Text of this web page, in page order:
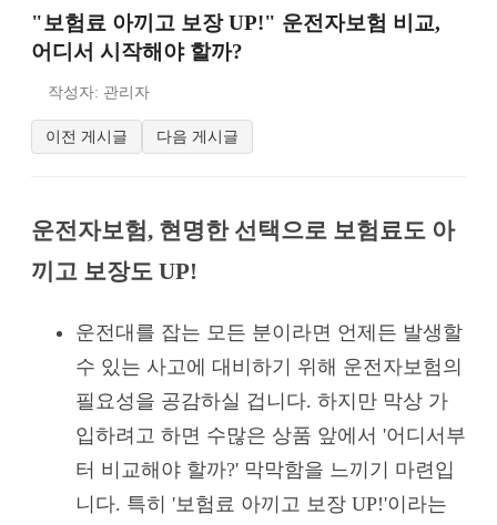
"보험료 아끼고 보장 UP!" 운전자보험 비교,
어디서 시작해야 할까?
작성자: 관리자
이전 게시글 다음 게시글
운전자보험, 현명한 선택으로 보험료도 아
끼고 보장도 UP!
운전대를 잡는 모든 분이라면 언제든 발생할
수 있는 사고에 대비하기 위해 운전자보험의
필요성을 공감하실 겁니다. 하지만 막상 가
입하려고 하면 수많은 상품 앞에서 '어디서부
터 비교해야 할까?' 막막함을 느끼기 마련입
니다. 특히 '보험료 아끼고 보장 UP!'이라는